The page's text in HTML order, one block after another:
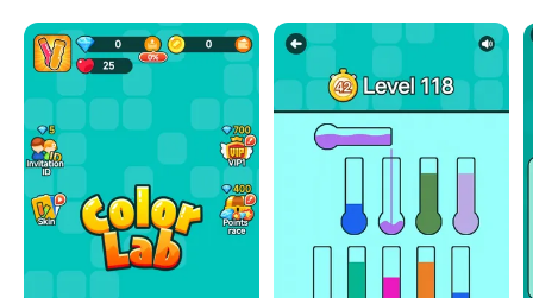
Скриншоты